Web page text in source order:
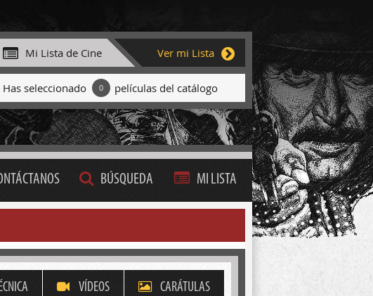
Mi Lista de Cine Ver mi Lista
Has seleccionado 0 películas del catálogo
BÚSQUEDA MI LISTA
VÍDEOS CARÁTULAS